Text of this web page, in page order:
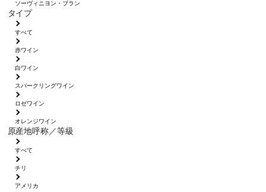
ソーヴィニヨン・ブラン
タイプ
すべて
赤ワイン
白ワイン
スパークリングワイン
ロゼワイン
オレンジワイン
原産地呼称／等級
すべて
チリ
アメリカ